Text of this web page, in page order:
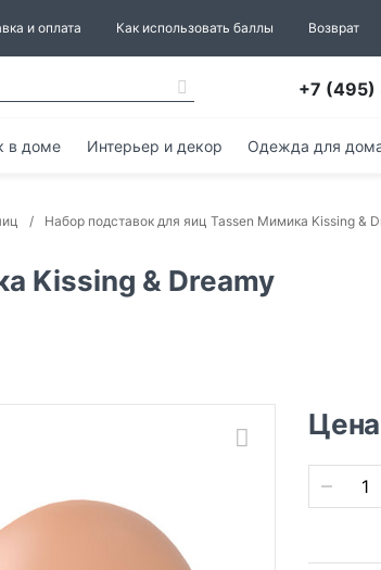
и оплата Как использовать баллы Возврат
+7
в доме Интерьер и декор Одежда для
Набор подставок для яиц Tassen Мимика Kissing &
Kissing & Dreamy